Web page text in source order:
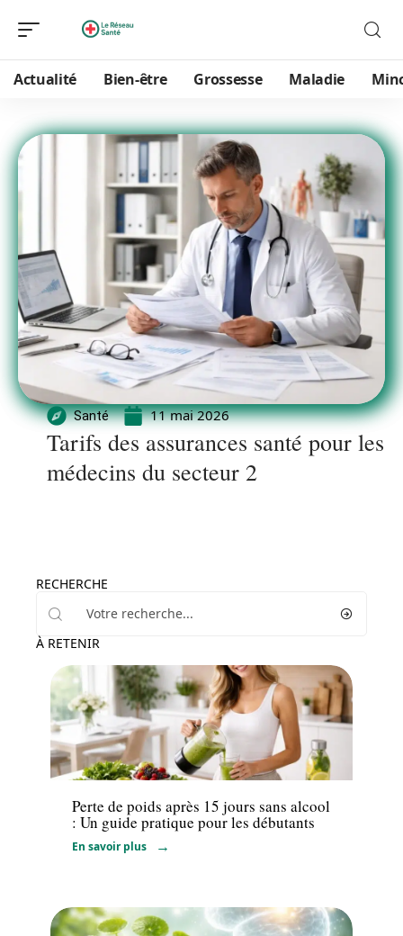
Actualité Bien-être Grossesse Maladie
Santé 11 mai 2026
Tarifs des assurances santé pour les
médecins du secteur 2
RECHERCHE
À RETENIR
Minceur
Perte de poids après 15 jours sans alcool
: Un guide pratique pour les débutants
En savoir plus